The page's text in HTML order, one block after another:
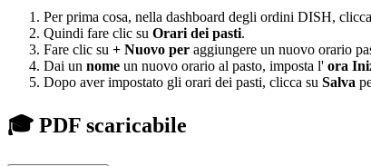
Per prima cosa, nella dashboard degli ordini DISH,
Quindi fare clic su Orari dei pasti.
Fare clic su + Nuovo per aggiungere un nuovo orario
Dai un nome un nuovo orario al pasto, imposta l' ora
Dopo aver impostato gli orari dei pasti, clicca su Salva
🎓 PDF scaricabile